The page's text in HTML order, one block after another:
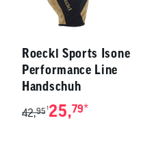
Roeckl Sports Isone
Performance Line
Handschuh
42,95 1 25,79*